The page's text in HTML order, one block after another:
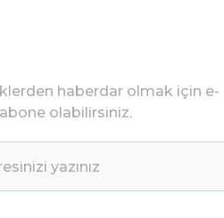
haberdar olmak için e-
olabilirsiniz.